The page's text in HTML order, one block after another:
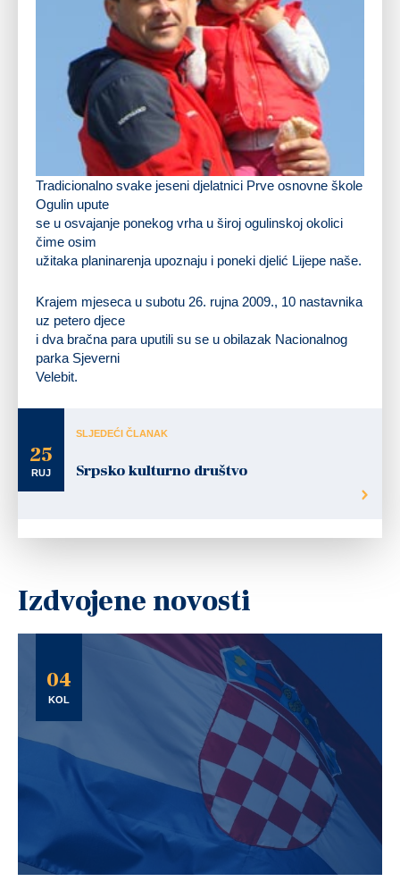
Tradicionalno svake jeseni djelatnici Prve osnovne škole
Ogulin upute
se u osvajanje ponekog vrha u široj ogulinskoj okolici
čime osim
užitaka planinarenja upoznaju i poneki djelić Lijepe naše.
Krajem mjeseca u subotu 26. rujna 2009., 10 nastavnika
uz petero djece
i dva bračna para uputili su se u obilazak Nacionalnog
parka Sjeverni
Velebit.
25
RUJ
SLJEDEĆI ČLANAK
Srpsko kulturno društvo
Izdvojene novosti
04
KOL